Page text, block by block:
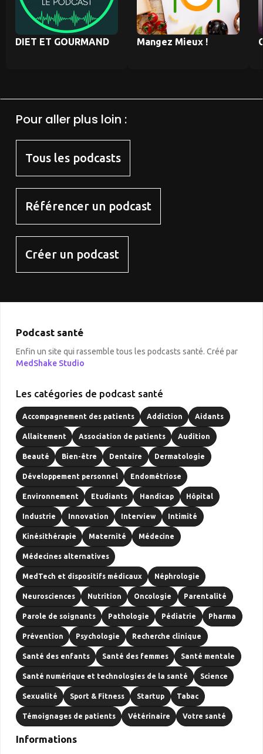
DIET ET GOURMAND Mangez Mieux !
Pour aller plus loin :
Tous les podcasts
Référencer un podcast
Créer un podcast
Podcast santé
Enfin un site qui rassemble tous les podcasts santé. Créé par
MedShake Studio
Les catégories de podcast santé
Accompagnement des patients Addiction Aidants
Allaitement Association de patients Audition
Beauté Bien-être Dentaire Dermatologie
Développement personnel Endométriose
Environnement Etudiants Handicap Hôpital
Industrie Innovation Interview Intimité
Kinésithérapie Maternité Médecine
Médecines alternatives
MedTech et dispositifs médicaux Néphrologie
Neurosciences Nutrition Oncologie Parentalité
Parole de soignants Pathologie Pédiatrie Pharma
Prévention Psychologie Recherche clinique
Santé des enfants Santé des femmes Santé mentale
Santé numérique et technologies de la santé Science
Sexualité Sport & Fitness Startup Tabac
Témoignages de patients Vétérinaire Votre santé
Informations